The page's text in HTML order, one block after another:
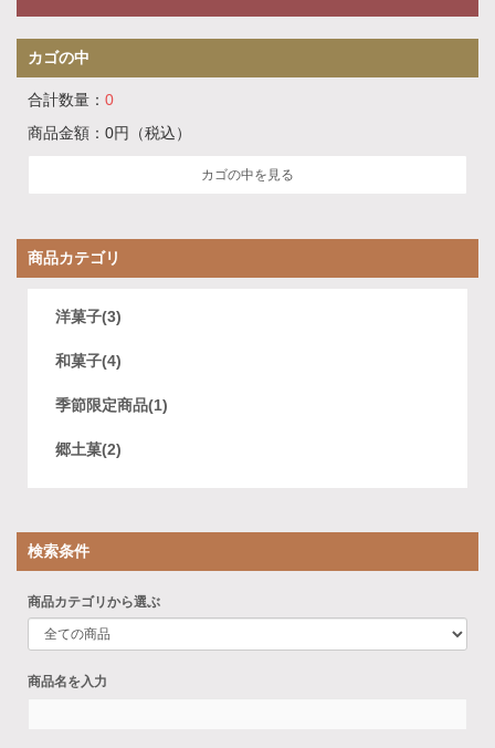
カゴの中
合計数量： 0
商品金額： 0円 （税込）
カゴの中を見る
商品カテゴリ
洋菓子(3)
和菓子(4)
季節限定商品(1)
郷土菓(2)
検索条件
商品カテゴリから選ぶ
商品名を入力